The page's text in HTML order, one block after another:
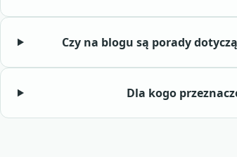
Czy na blogu są porady
Dla kogo